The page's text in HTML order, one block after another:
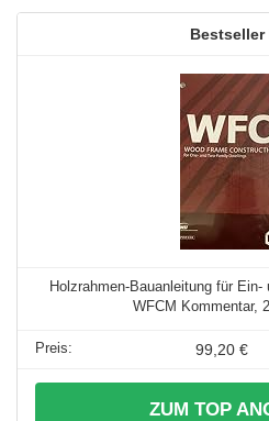
Holzrahmen-Bauanleitung für
WFCM Kommentar,
99,20 €
ZUM TOP